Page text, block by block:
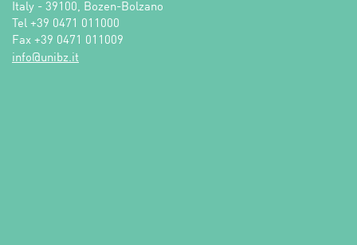
Italy - 39100, Bozen-Bolzano
Tel +39 0471 011000
Fax +39 0471 011009
ti.zbinu@ofni